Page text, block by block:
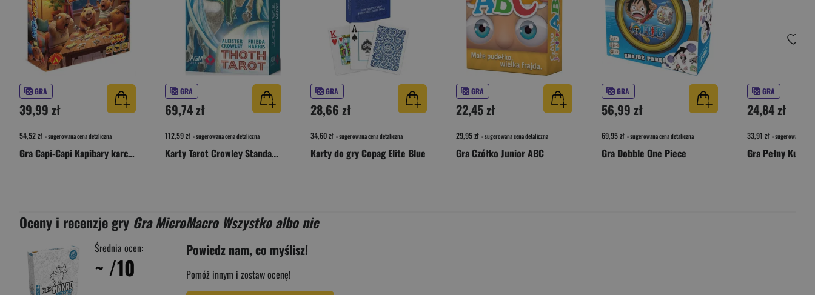
GRA
39,99 zł
54,52 zł - sugerowana cena detaliczna
Gra Capi-Capi Kapibary karciary
GRA
69,74 zł
112,59 zł - sugerowana cena detaliczna
Karty Tarot Crowley Standard GB New Edition
GRA
28,66 zł
34,60 zł - sugerowana cena detaliczna
Karty do gry Copag Elite Blue
GRA
22,45 zł
29,95 zł - sugerowana cena detaliczna
Gra Czółko Junior ABC
GRA
56,99 zł
69,95 zł - sugerowana cena detaliczna
Gra Dobble One Piece
GRA
24,84 zł
33,91 zł - sugerowana
Gra Pełny
Oceny i recenzje gry Gra MicroMacro Wszystko albo nic
Średnia ocen:
~ /10
Powiedz nam, co myślisz!
Pomóż innym i zostaw ocenę!